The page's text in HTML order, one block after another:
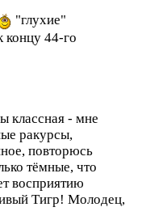
"глухие"
концу 44-го
классная - мне
ракурсы,
повторюсь
тёмные, что
восприятию
Тигр! Молодец,